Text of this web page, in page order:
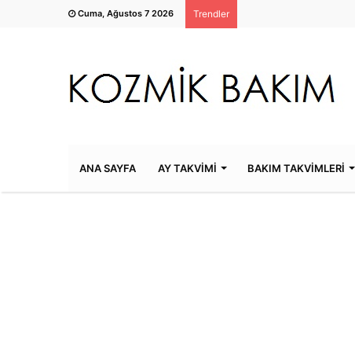
Cuma, Ağustos 7 2026 Trendler
ANA SAYFA AY TAKVİMİ BAKIM TAKVİMLERİ